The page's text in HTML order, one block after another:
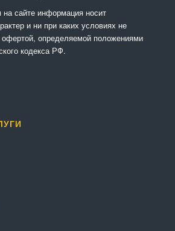
на сайте информация носит
и ни при каких условиях не
офертой, определяемой положениями
кодекса РФ.